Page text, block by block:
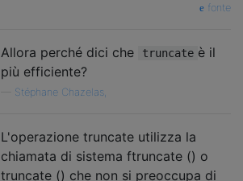
fonte
Allora perché dici che truncate è il
più efficiente?
Stéphane Chazelas,
L'operazione truncate utilizza la
chiamata di sistema ftruncate () o
truncate () che non si preoccupa di